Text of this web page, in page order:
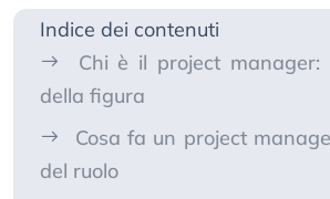
Indice dei contenuti
Chi è il project manager:
della figura
Cosa fa un project
del ruolo